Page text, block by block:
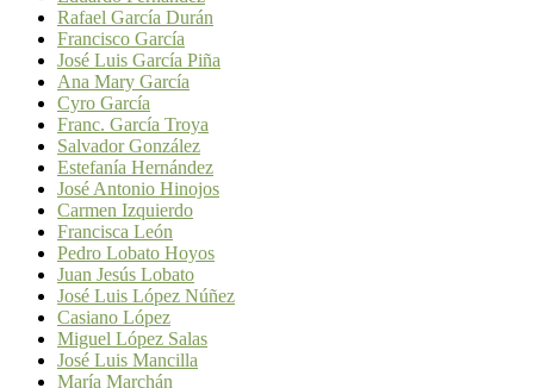
Rafael García Durán
Francisco García
José Luis García Piña
Ana Mary García
Cyro García
Franc. García Troya
Salvador González
Estefanía Hernández
José Antonio Hinojos
Carmen Izquierdo
Francisca León
Pedro Lobato Hoyos
Juan Jesús Lobato
José Luis López Núñez
Casiano López
Miguel López Salas
José Luis Mancilla
María Marchán